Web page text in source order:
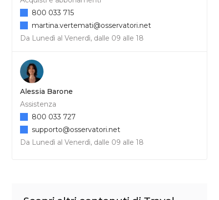
Da Lunedì al Venerdì, dalle 09 alle 18
800 033 715
martina.vertemati@osservatori.net
Alessia Barone
Assistenza
Da Lunedì al Venerdì, dalle 09 alle 18
800 033 727
supporto@osservatori.net